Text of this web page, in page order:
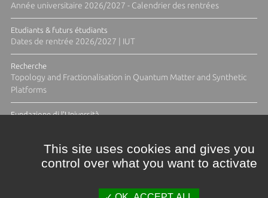
Année universitaire 2026/2027 - Calendrier des rentrées
Etudiants & futurs étudiants
Dates de rentrée 2026/2027 | IUT
Recherche
Topology and Fractionalisation in Quantum Matter and Synthetic
Platforms
Fundazione di l'Università
This site uses cookies and gives you
control over what you want to activate